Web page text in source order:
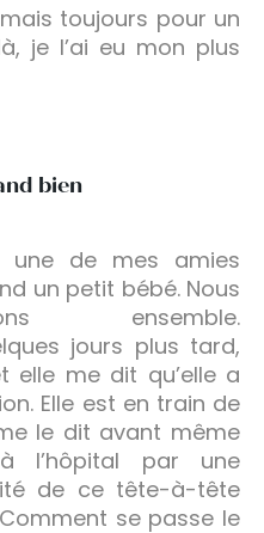
toujours pour un
je l’ai eu mon plus
bien
une de mes amies
un petit bébé. Nous
ensemble.
jours plus tard,
elle me dit qu’elle a
Elle est en train de
le dit avant même
l’hôpital par une
de ce tête-à-tête
se passe le